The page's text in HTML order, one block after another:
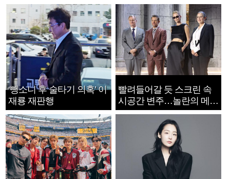
‘뺑소니 후 술타기 의혹’ 이
재룡 재판행
빨려들어갈 듯 스크린 속
시공간 변주…놀란의 메시
지는 ‘전쟁 속죄’